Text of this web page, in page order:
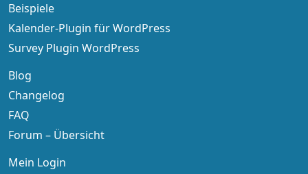
Beispiele
Kalender-Plugin für WordPress
Survey Plugin WordPress
Blog
Changelog
FAQ
Forum – Übersicht
Mein Login